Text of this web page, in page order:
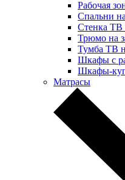
Рабочая
Спальни
Стенка ТВ
Трюмо на
Тумба ТВ
Шкафы с
Шкафы-
Матрасы